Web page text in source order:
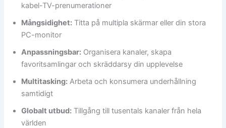
kabel-TV-prenumerationer
Mångsidighet: Titta på multipla skärmar eller din stora
PC-monitor
Anpassningsbar: Organisera kanaler, skapa
favoritsamlingar och skräddarsy din upplevelse
Multitasking: Arbeta och konsumera underhållning
samtidigt
Globalt utbud: Tillgång till tusentals kanaler från hela
världen